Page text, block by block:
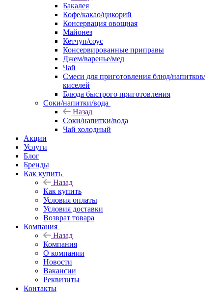
Бакалея
Кофе/какао/цикорий
Консервация овощная
Майонез
Кетчуп/соус
Консервированные приправы
Джем/варенье/мед
Чай
Смеси для приготовления блюд/напитков/
киселей
Блюда быстрого приготовления
Соки/напитки/вода
Назад
Соки/напитки/вода
Чай холодный
Акции
Услуги
Блог
Бренды
Как купить
Назад
Как купить
Условия оплаты
Условия доставки
Возврат товара
Компания
Назад
Компания
О компании
Новости
Вакансии
Реквизиты
Контакты